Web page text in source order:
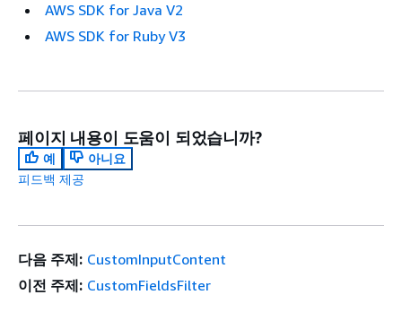
AWS SDK for Java V2
AWS SDK for Ruby V3
페이지 내용이 도움이 되었습니까?
예
아니요
피드백 제공
다음 주제: CustomInputContent
이전 주제: CustomFieldsFilter